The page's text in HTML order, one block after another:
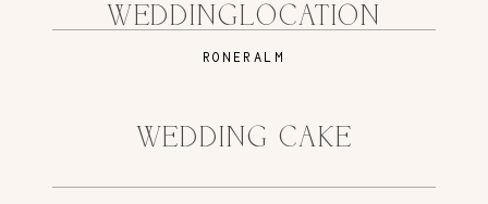
WEDDINGLOCATION
RONERALM
WEDDING CAKE